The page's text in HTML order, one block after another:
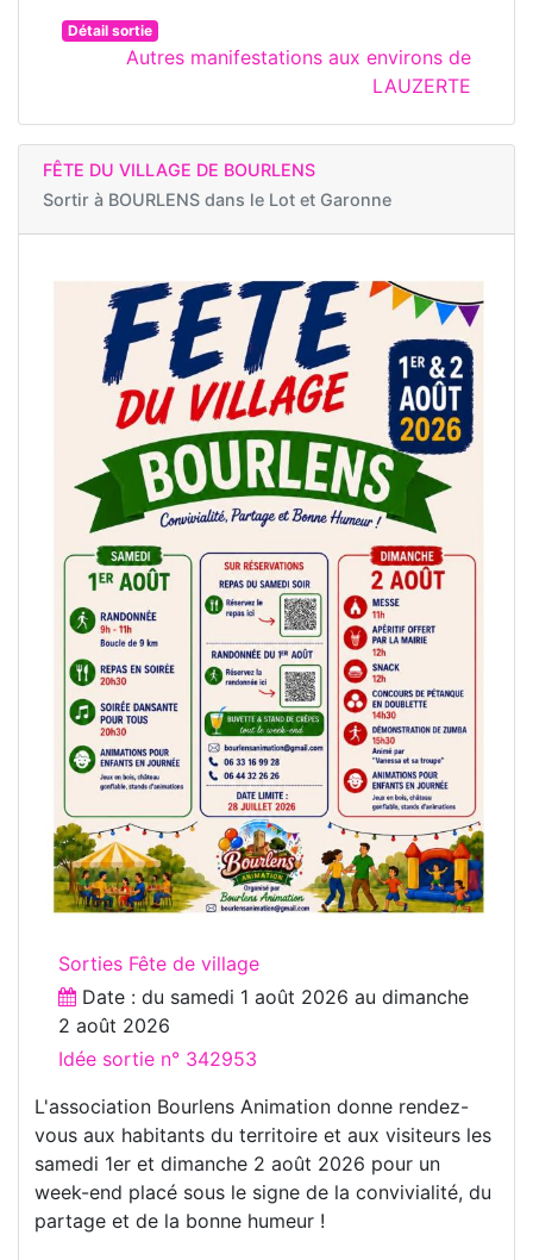
Détail sortie
Autres manifestations aux environs de
LAUZERTE
FÊTE DU VILLAGE DE BOURLENS
Sortir à BOURLENS dans le Lot et Garonne
Sorties Fête de village
Date : du samedi 1 août 2026 au dimanche
2 août 2026
Idée sortie n° 342953
L'association Bourlens Animation donne rendez-
vous aux habitants du territoire et aux visiteurs les
samedi 1er et dimanche 2 août 2026 pour un
week-end placé sous le signe de la convivialité, du
partage et de la bonne humeur !